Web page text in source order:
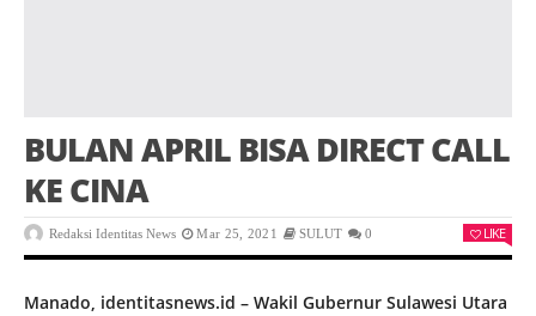
BULAN APRIL BISA DIRECT CALL
KE CINA
Redaksi Identitas News Mar 25, 2021 SULUT 0 LIKE
Manado, identitasnews.id – Wakil Gubernur Sulawesi Utara